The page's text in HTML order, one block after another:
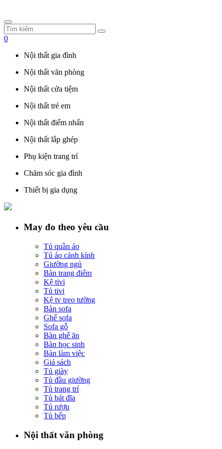
0
Nội thất gia đình
Nội thất văn phòng
Nội thất cửa tiệm
Nội thất trẻ em
Nội thất điểm nhấn
Nội thất lắp ghép
Phụ kiện trang trí
Chăm sóc gia đình
Thiết bị gia dụng
May đo theo yêu cầu
Tủ quần áo
Tú áo cánh kính
Giường ngủ
Bàn trang điểm
Kệ tivi
Tủ tivi
Kệ tv treo tường
Bàn sofa
Ghế sofa
Sofa gỗ
Bàn ghế ăn
Bàn học sinh
Bàn làm việc
Giá sách
Tủ giày
Tủ đầu giường
Tủ trang trí
Tủ bát đĩa
Tủ rượu
Tủ bếp
Nội thất văn phòng